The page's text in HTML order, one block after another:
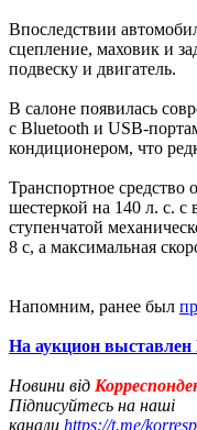
Впоследствии
сцепление, маховик и
подвеску и двигатель.
В салоне появилась
с Bluetooth и USB-
кондиционером, что
Транспортное средство
шестеркой на 140 л. с.
ступенчатой
8 с, а максимальная
Напомним, ранее был
На аукцион выставлен
Новини від
Підписуйтесь на наші
канали https://t.me/